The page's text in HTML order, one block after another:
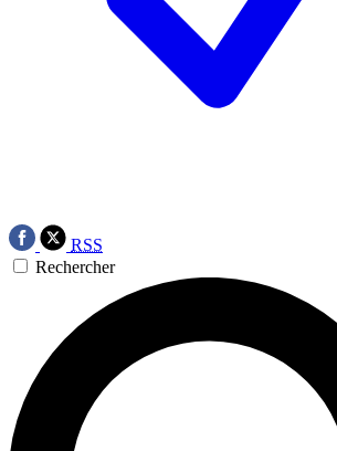
RSS
Rechercher